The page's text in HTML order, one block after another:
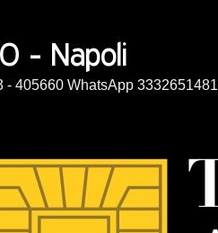
- 405660 WhatsApp 3332651481